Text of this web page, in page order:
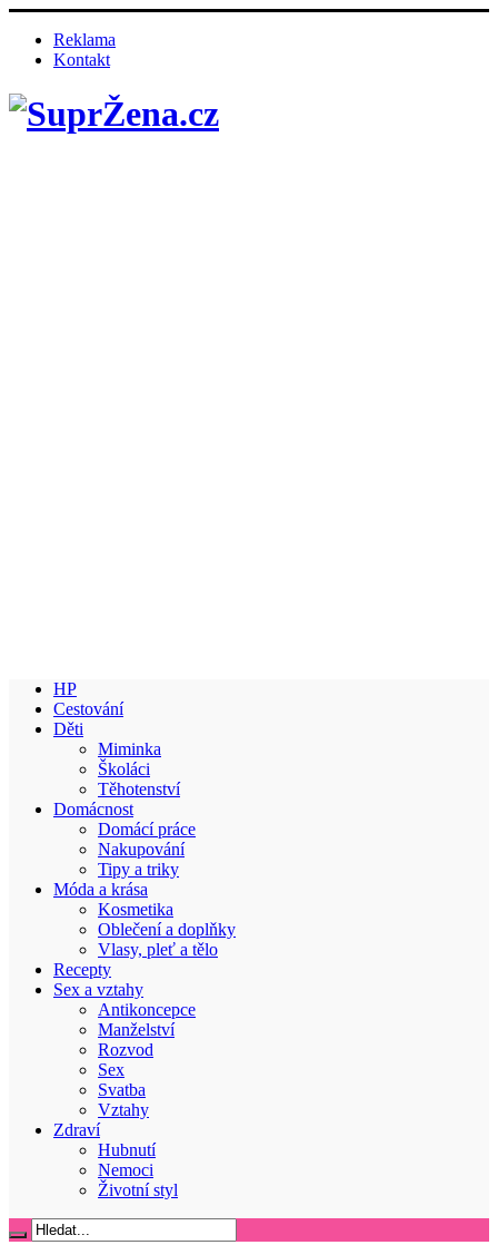
Reklama
Kontakt
HP
Cestování
Děti
Miminka
Školáci
Těhotenství
Domácnost
Domácí práce
Nakupování
Tipy a triky
Móda a krása
Kosmetika
Oblečení a doplňky
Vlasy, pleť a tělo
Recepty
Sex a vztahy
Antikoncepce
Manželství
Rozvod
Sex
Svatba
Vztahy
Zdraví
Hubnutí
Nemoci
Životní styl